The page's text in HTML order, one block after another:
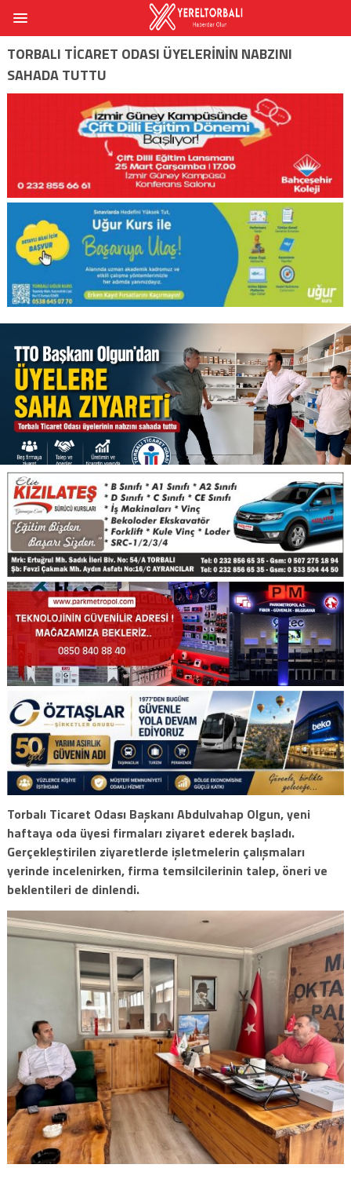
TORBALI TICARET ODASI ÜYELERININ NABZINI
SAHADA TUTTU
Torbalı Ticaret Odası Başkanı Abdulvahap Olgun, yeni
haftaya oda üyesi firmaları ziyaret ederek başladı.
Gerçekleştirilen ziyaretlerde işletmelerin çalışmaları
yerinde incelenirken, firma temsilcilerinin talep, öneri ve
beklentileri de dinlendi.